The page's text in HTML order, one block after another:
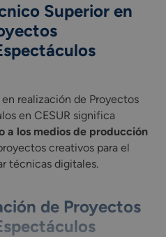
Superior en
realización de Proyectos
en CESUR significa
a los medios de producción
creativos para el
técnicas digitales.
de Proyectos